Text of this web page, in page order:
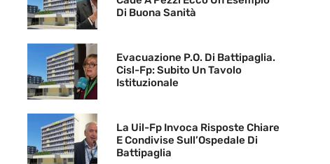
Di Buona Sanità
Evacuazione P.O. Di Battipaglia.
Cisl-Fp: Subito Un Tavolo
Istituzionale
La Uil-Fp Invoca Risposte Chiare
E Condivise Sull’Ospedale Di
Battipaglia